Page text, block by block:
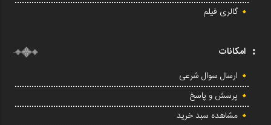
گالری فیلم
امکانات
ارسال سوال شرعی
پرسش و پاسخ
مشاهده سبد خرید